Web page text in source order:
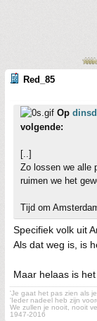
Red_85
Op
volgende:
[..]
Zo lossen we alle
ruimen we het
Tijd om
Specifiek volk uit
Als dat weg is, is
Maar helaas is
'Je gaat het pas zien als
'Ieder nadeel heb zijn
We zullen je nooit, nooit
1947-2016